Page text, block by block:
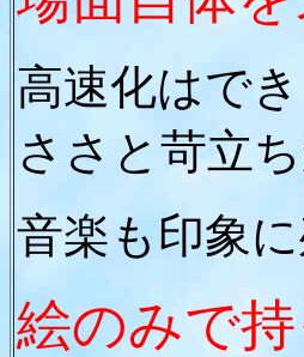
高速化はで
ささと苛立
音楽も印象
絵のみで